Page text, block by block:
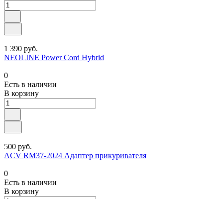
1 390 руб.
NEOLINE Power Cord Hybrid
0
Есть в наличии
В корзину
500 руб.
ACV RM37-2024 Адаптер прикуривателя
0
Есть в наличии
В корзину